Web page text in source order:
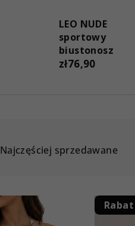
LEO NUDE
sportowy
biustonosz
zł76,90
Najczęściej sprzedawane
Rabat